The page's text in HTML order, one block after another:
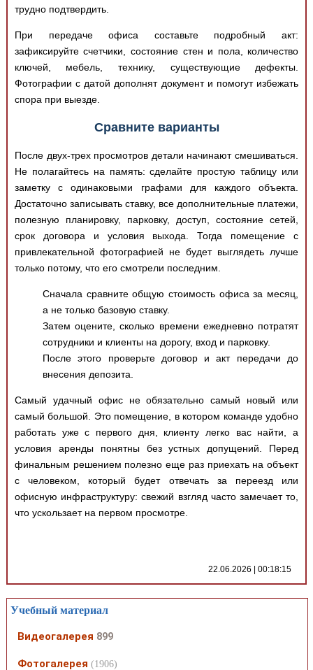
трудно подтвердить.
При передаче офиса составьте подробный акт:
зафиксируйте счетчики, состояние стен и пола, количество
ключей, мебель, технику, существующие дефекты.
Фотографии с датой дополнят документ и помогут избежать
спора при выезде.
Сравните варианты
После двух-трех просмотров детали начинают смешиваться.
Не полагайтесь на память: сделайте простую таблицу или
заметку с одинаковыми графами для каждого объекта.
Достаточно записывать ставку, все дополнительные платежи,
полезную планировку, парковку, доступ, состояние сетей,
срок договора и условия выхода. Тогда помещение с
привлекательной фотографией не будет выглядеть лучше
только потому, что его смотрели последним.
Сначала сравните общую стоимость офиса за месяц,
а не только базовую ставку.
Затем оцените, сколько времени ежедневно потратят
сотрудники и клиенты на дорогу, вход и парковку.
После этого проверьте договор и акт передачи до
внесения депозита.
Самый удачный офис не обязательно самый новый или
самый большой. Это помещение, в котором команде удобно
работать уже с первого дня, клиенту легко вас найти, а
условия аренды понятны без устных допущений. Перед
финальным решением полезно еще раз приехать на объект
с человеком, который будет отвечать за переезд или
офисную инфраструктуру: свежий взгляд часто замечает то,
что ускользает на первом просмотре.
22.06.2026 | 00:18:15
Учебный материал
Видеогалерея 899
Фотогалерея (1906)